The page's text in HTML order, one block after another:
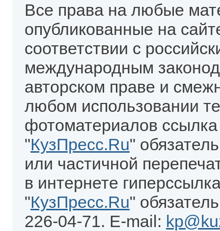
Все права на любые
опубликованные на
соответствии с
международным
авторском праве и
любом использовании
фотоматериалов
"КузПресс.Ru"
или частичной
в интернете
"КузПресс.Ru"
226-04-71. E-mail: